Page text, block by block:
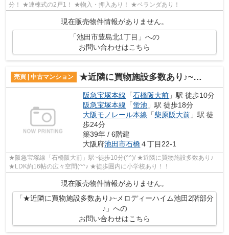
分！ ★連棟式の2戸1！ ★物入・押入あり！ ★ベランダあり！
現在販売物件情報がありません。
「池田市豊島北1丁目」への
お問い合わせはこちら
売買 | 中古マンション ★近隣に買物施設多数あり♪~メロディーハイム池田2階部分♪
阪急宝塚本線 「石橋阪大前 」駅 徒歩10分
阪急宝塚本線 「蛍池 」駅 徒歩18分
大阪モノレール本線 「柴原阪大前 」駅 徒
歩24分
築39年 / 6階建
大阪府池田市石橋４丁目22-1
★阪急宝塚線「石橋阪大前」駅~徒歩10分(^^)/ ★近隣に買物施設多数あり♪
★LDK約16帖の広々空間(^^♪ ★徒歩圏内に小学校あり！！
現在販売物件情報がありません。
「★近隣に買物施設多数あり♪~メロディーハイム池田2階部分
♪」への
お問い合わせはこちら